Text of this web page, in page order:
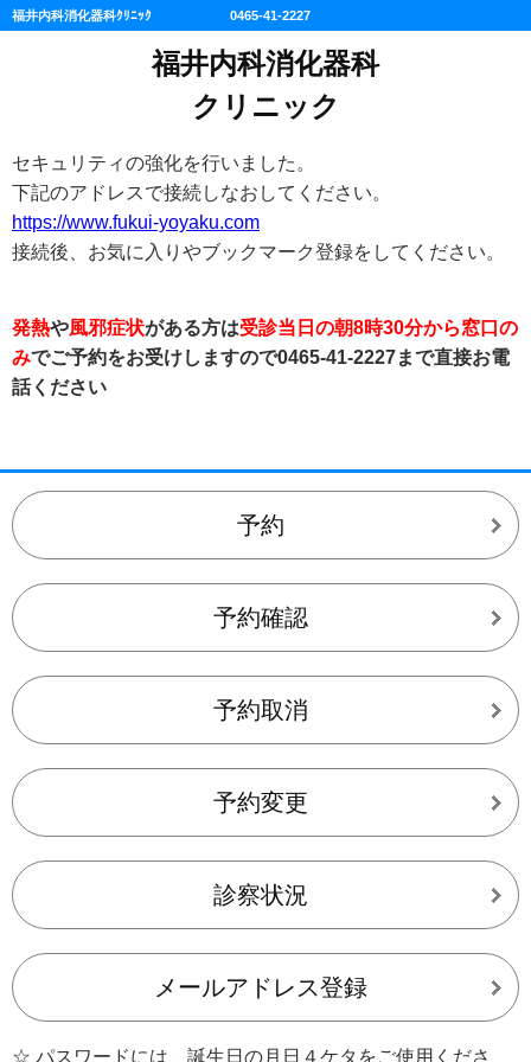
福井内科消化器科ｸﾘﾆｯｸ 0465-41-2227
福井内科消化器科
クリニック
セキュリティの強化を行いました。
下記のアドレスで接続しなおしてください。
https://www.fukui-yoyaku.com
接続後、お気に入りやブックマーク登録をしてください。
発熱や風邪症状がある方は受診当日の朝8時30分から窓口 の
みでご予約をお受けしますので0465-41-2227まで直接お電
話ください
予約
予約確認
予約取消
予約変更
診察状況
メールアドレス登録
☆ パスワードには、誕生日の月日４ケタをご使用くださ